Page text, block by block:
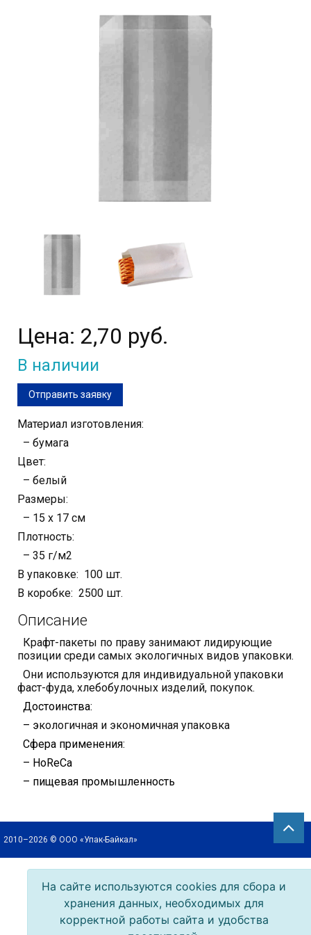
Цена: 2,70 руб.
В наличии
Отправить заявку
Материал изготовления:
– бумага
Цвет:
– белый
Размеры:
– 15 х 17 см
Плотность:
– 35 г/м2
В упаковке: 100 шт.
В коробке: 2500 шт.
Описание
Крафт-пакеты по праву занимают лидирующие
позиции среди самых экологичных видов упаковки.
Они используются для индивидуальной упаковки
фаст-фуда, хлебобулочных изделий, покупок.
Достоинства:
– экологичная и экономичная упаковка
Сфера применения:
– HoReCa
– пищевая промышленность
2010–2026 © ООО «Упак-Байкал»
На сайте используются cookies для сбора и
хранения данных, необходимых для
корректной работы сайта и удобства